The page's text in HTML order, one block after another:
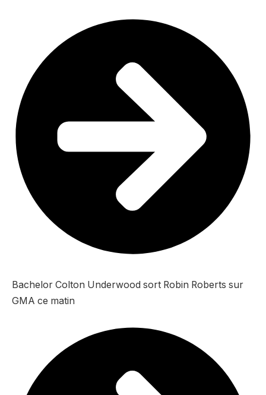
Bachelor Colton Underwood sort Robin Roberts sur
GMA ce matin